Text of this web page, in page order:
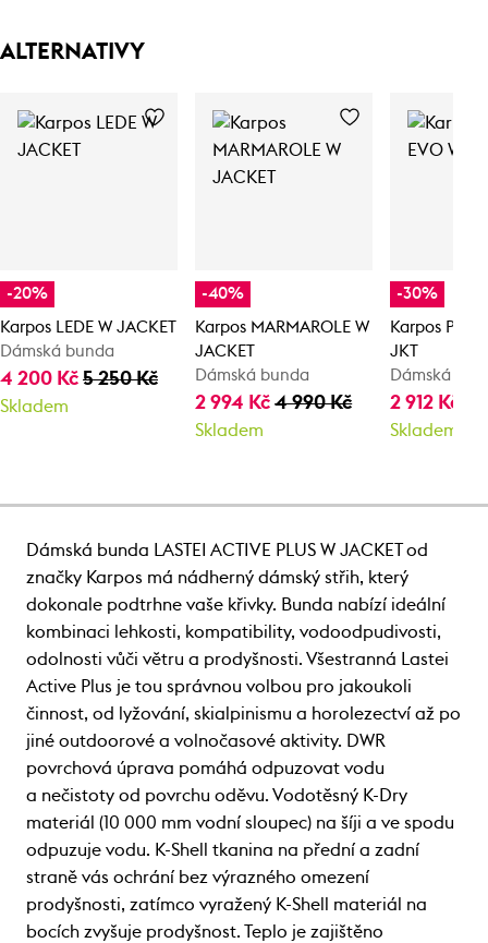
ALTERNATIVY
-20%
Karpos LEDE W JACKET
Dámská bunda
4 200 Kč 5 250 Kč
Skladem
-40%
Karpos MARMAROLE W
JACKET
Dámská bunda
2 994 Kč4 990 Kč
Skladem
-30%
Karpos
JKT
Dámská
2 912 Kč
Skladem
Dámská bunda LASTEI ACTIVE PLUS W JACKET od
značky Karpos má nádherný dámský střih, který
dokonale podtrhne vaše křivky. Bunda nabízí ideální
kombinaci lehkosti, kompatibility, vodoodpudivosti,
odolnosti vůči větru a prodyšnosti. Všestranná Lastei
Active Plus je tou správnou volbou pro jakoukoli
činnost, od lyžování, skialpinismu a horolezectví až po
jiné outdoorové a volnočasové aktivity. DWR
povrchová úprava pomáhá odpuzovat vodu
a nečistoty od povrchu oděvu. Vodotěsný K-Dry
materiál (10 000 mm vodní sloupec) na šíji a ve spodu
odpuzuje vodu. K-Shell tkanina na přední a zadní
straně vás ochrání bez výrazného omezení
prodyšnosti, zatímco vyražený K-Shell materiál na
bocích zvyšuje prodyšnost. Teplo je zajištěno